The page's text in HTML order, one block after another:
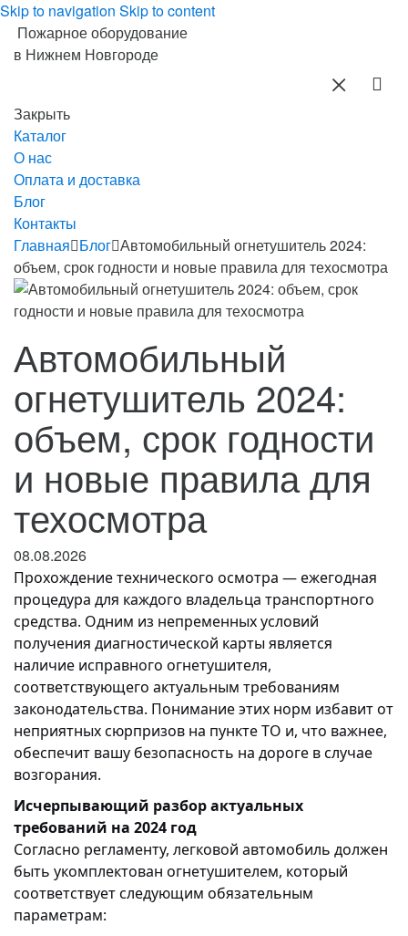
Skip to navigation Skip to content
Пожарное оборудование
в Нижнем Новгороде
Закрыть
Каталог
О нас
Оплата и доставка
Блог
Контакты
Главная Блог Автомобильный огнетушитель 2024:
объем, срок годности и новые правила для техосмотра
Автомобильный
огнетушитель 2024:
объем, срок годности
и новые правила для
техосмотра
08.08.2026
Прохождение технического осмотра — ежегодная
процедура для каждого владельца транспортного
средства. Одним из непременных условий
получения диагностической карты является
наличие исправного огнетушителя,
соответствующего актуальным требованиям
законодательства. Понимание этих норм избавит от
неприятных сюрпризов на пункте ТО и, что важнее,
обеспечит вашу безопасность на дороге в случае
возгорания.
Исчерпывающий разбор актуальных
требований на 2024 год
Согласно регламенту, легковой автомобиль должен
быть укомплектован огнетушителем, который
соответствует следующим обязательным
параметрам: